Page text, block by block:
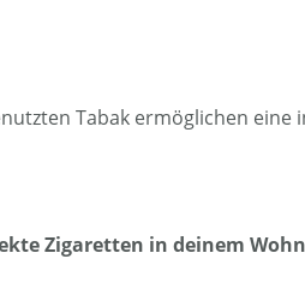
Tabak ermöglichen
Zigaretten in deinem